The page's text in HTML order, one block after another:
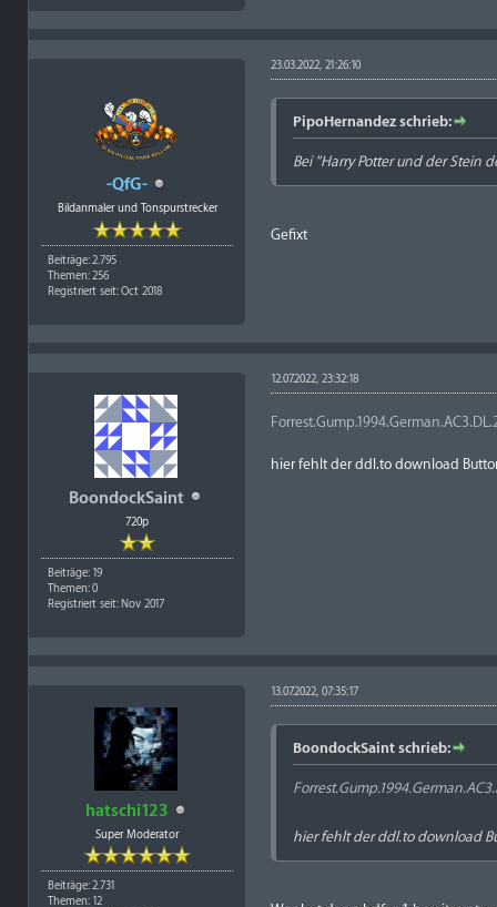
-QfG-
Bildanmaler und Tonspurstrecker
Beiträge: 2.795
Themen: 256
Registriert seit: Oct 2018
23.03.2022, 21:26:10
PipoHernandez schrieb:
Bei "Harry Potter und der Stein
Gefixt
BoondockSaint
720p
Beiträge: 19
Themen: 0
Registriert seit: Nov 2017
12.07.2022, 23:32:18
hier fehlt der ddl.to download
hatschi123
Super Moderator
Beiträge: 2.731
Themen: 12
13.07.2022, 07:35:17
BoondockSaint schrieb:
hier fehlt der ddl.to download